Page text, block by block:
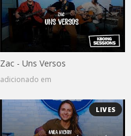
Zac - Uns Versos
adicionado em
LIVES